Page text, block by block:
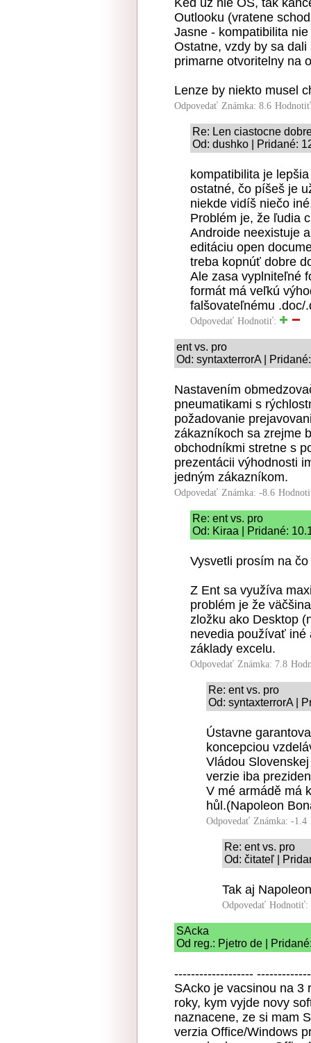
Outlooku (vratene
Jasne - kompatibilita
Ostatne, vzdy by sa
primarne otvoritelny na
Lenze by niekto musel
Odpovedať Známka: 8.6
Re: Len ciastocne
Od: dushko | Pridané:
kompatibilita je
ostatné, čo píšeš je
niekde vidíš niečo
Problém je, že ľudia
Androide neexistuje
editáciu open
treba kopnúť dobre
Ale zasa vyplniteľné
formát má veľkú
falšovateľnému .doc/
Odpovedať Hodnotiť:
ent vs. pro
Od: syntaxterrorA |
Nastavením
pneumatikami s
požadovanie
zákazníkoch sa zrejme
obchodníkmi stretne s
prezentácii výhodnosti
jedným zákazníkom.
Odpovedať Známka: -8.6
Re: ent vs. pro
Od: Kiraa | Pridané:
Vysvetli prosím na
Z Ent sa využíva
problém je že
zložku ako Desktop
nevedia používať iné
základy excelu.
Odpovedať Známka: 7.8
Re: ent vs. pro
Od: syntaxterrorA |
Ústavne
koncepciou
Vládou
verzie iba
V mé armádě má
hůl.(Napoleon
Odpovedať Známka: -1.4
Re: ent vs. pro
Od: čitateľ |
Tak aj
Odpovedať Hodnotiť:
SAcka
Od reg.: Pjetro de |
-------------------
SAcko je vacsinou na 3
roky, kym vyjde novy
naznacene, ze si mam
verzia Office/Windows